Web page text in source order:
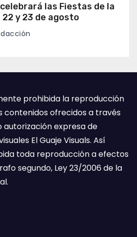
las Fiestas de la
y 23 de agosto
prohibida la reproducción
contenidos ofrecidos a través
autorización expresa de
El Guaje Visuals. Así
toda reproducción a efectos
segundo, Ley 23/2006 de la